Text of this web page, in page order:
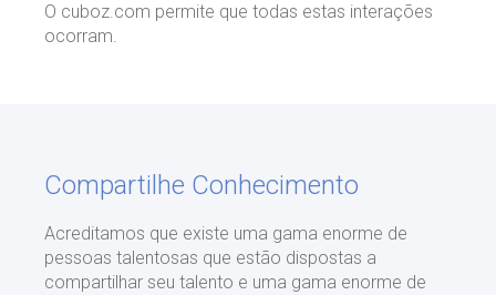
O cuboz.com permite que todas estas interações
ocorram.
Compartilhe Conhecimento
Acreditamos que existe uma gama enorme de
pessoas talentosas que estão dispostas a
compartilhar seu talento e uma gama enorme de